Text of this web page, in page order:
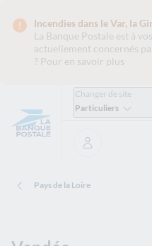
Incendies dans le Var, la
La Banque Postale est à
actuellement concernés
? Pour en savoir plus
Changer de site
Particuliers
Se connecter
Pays de la Loire